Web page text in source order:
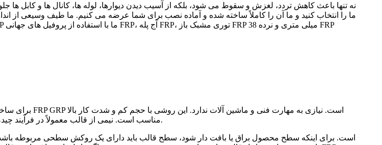
است، به ویژه برای قطعات بزرگ مانند کشتی FRP مناسب است. نیمی از قالب معمولاً در فرآیند چیدمان دستی استفاده می شود.